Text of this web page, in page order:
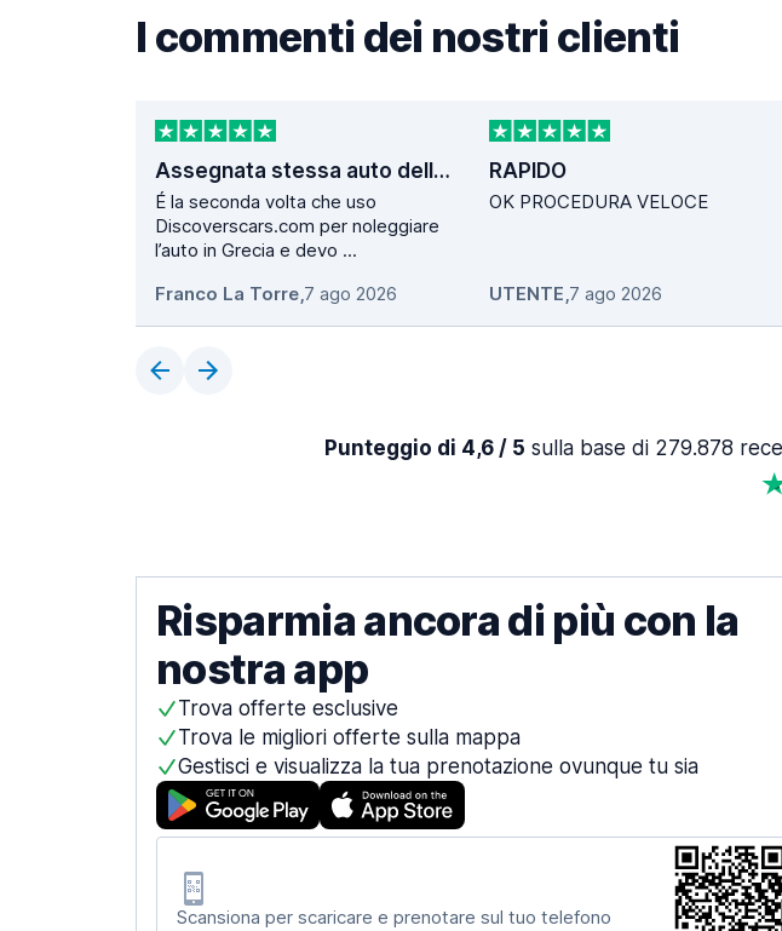
I commenti dei nostri clienti
Assegnata stessa auto della prenotazione. Operazioni di ritiro e consegna velocissime.
É la seconda volta che uso
Discoverscars.com per noleggiare
l’auto in Grecia e devo ...
Franco La Torre,7 ago 2026
RAPIDO
OK PROCEDURA VELOCE
UTENTE,7 ago 2026
Punteggio di 4,6 / 5 sulla base di 279.878
Risparmia ancora di più con la
nostra app
Trova offerte esclusive
Trova le migliori offerte sulla mappa
Gestisci e visualizza la tua prenotazione ovunque tu sia
Scansiona per scaricare e prenotare sul tuo telefono